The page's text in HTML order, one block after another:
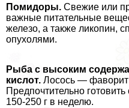
Помидоры. Свежие или
важные питательные
железо, а также ликопин,
опухолями.
Рыба с высоким
кислот. Лосось — фаворит
Предпочтительно
150-250 г в неделю.